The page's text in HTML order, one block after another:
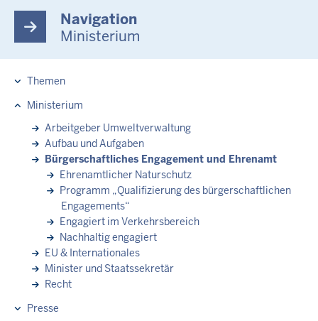
Navigation
Ministerium
Hauptnavigation
Themen
Ministerium
Arbeitgeber Umweltverwaltung
Aufbau und Aufgaben
Bürgerschaftliches Engagement und Ehrenamt
Ehrenamtlicher Naturschutz
Programm „Qualifizierung des bürgerschaftlichen
Engagements“
Engagiert im Verkehrsbereich
Nachhaltig engagiert
EU & Internationales
Minister und Staatssekretär
Recht
Presse